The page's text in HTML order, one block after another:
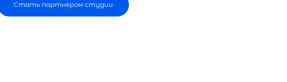
Стать партнёром студии